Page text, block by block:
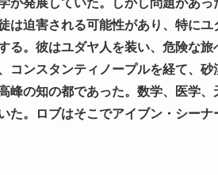
は迫害される可能性があり、特に
る。彼はユダヤ人を装い、危険な
ンスタンティノープルを経て、
峰の知の都であった。数学、医学
た。ロブはそこでアイブン・シー